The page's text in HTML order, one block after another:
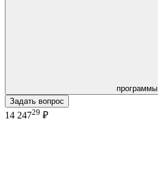
программы
Задать вопрос
14 24729 ₽